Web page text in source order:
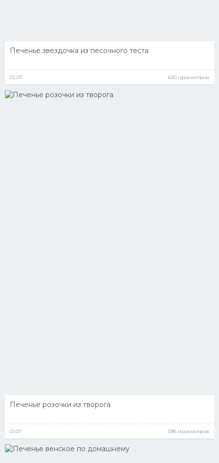
Печенье звездочка из песочного теста
02.07 630 просмотров
Печенье розочки из творога
01.07 596 просмотров